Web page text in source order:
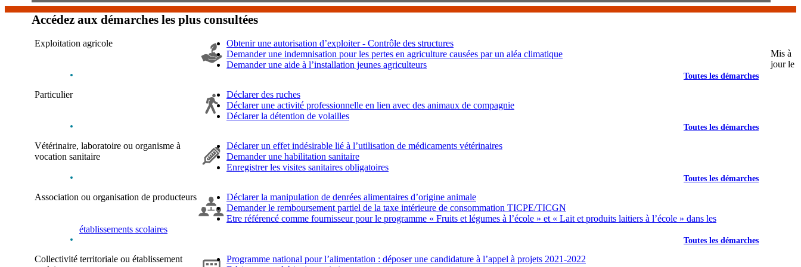
Accédez aux démarches les plus consultées
Exploitation agricole
Obtenir une autorisation d’exploiter - Contrôle des structures
Demander une indemnisation pour les pertes en agriculture causées par un aléa climatique
Demander une aide à l’installation jeunes agriculteurs
Toutes les démarches
Particulier
Déclarer des ruches
Déclarer une activité professionnelle en lien avec des animaux de compagnie
Déclarer la détention de volailles
Toutes les démarches
Vétérinaire, laboratoire ou organisme à
vocation sanitaire
Déclarer un effet indésirable lié à l’utilisation de médicaments vétérinaires
Demander une habilitation sanitaire
Enregistrer les visites sanitaires obligatoires
Toutes les démarches
Association ou organisation de producteurs
Déclarer la manipulation de denrées alimentaires d’origine animale
Demander le remboursement partiel de la taxe intérieure de consommation TICPE/TICGN
Etre référencé comme fournisseur pour le programme « Fruits et légumes à l’école » et « Lait et produits laitiers à l’école » dans les
établissements scolaires
Toutes les démarches
Collectivité territoriale ou établissement
Programme national pour l’alimentation : déposer une candidature à l’appel à projets 2021-2022
Mis à
jour le